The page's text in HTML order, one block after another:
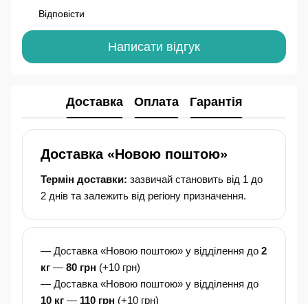
Відповісти
Написати відгук
Доставка Оплата Гарантія
Доставка «Новою поштою»
Термін доставки: зазвичай становить від 1 до
2 днів та залежить від регіону призначення.
— Доставка «Новою поштою» у відділення до 2
кг — 80 грн (+10 грн)
— Доставка «Новою поштою» у відділення до
10 кг — 110 грн (+10 грн)